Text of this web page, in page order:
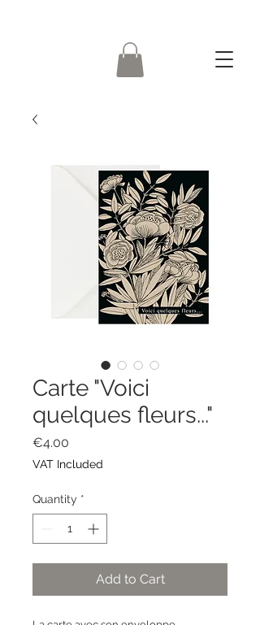
Carte "Voici
quelques fleurs..."
€4.00
VAT Included
Quantity *
Add to Cart